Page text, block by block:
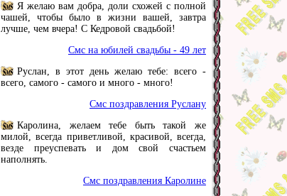
Я желаю вам добра, доли схожей с полной
чашей, чтобы было в жизни вашей, завтра
лучше, чем вчера! С Кедровой свадьбой!
Смс на юбилей свадьбы - 49 лет
Руслан, в этот день желаю тебе: всего -
всего, самого - самого и много - много!
Смс поздравления Руслану
Каролина, желаем тебе быть такой же
милой, всегда приветливой, красивой, всегда,
везде преуспевать и дом свой счастьем
наполнять.
Смс поздравления Каролине